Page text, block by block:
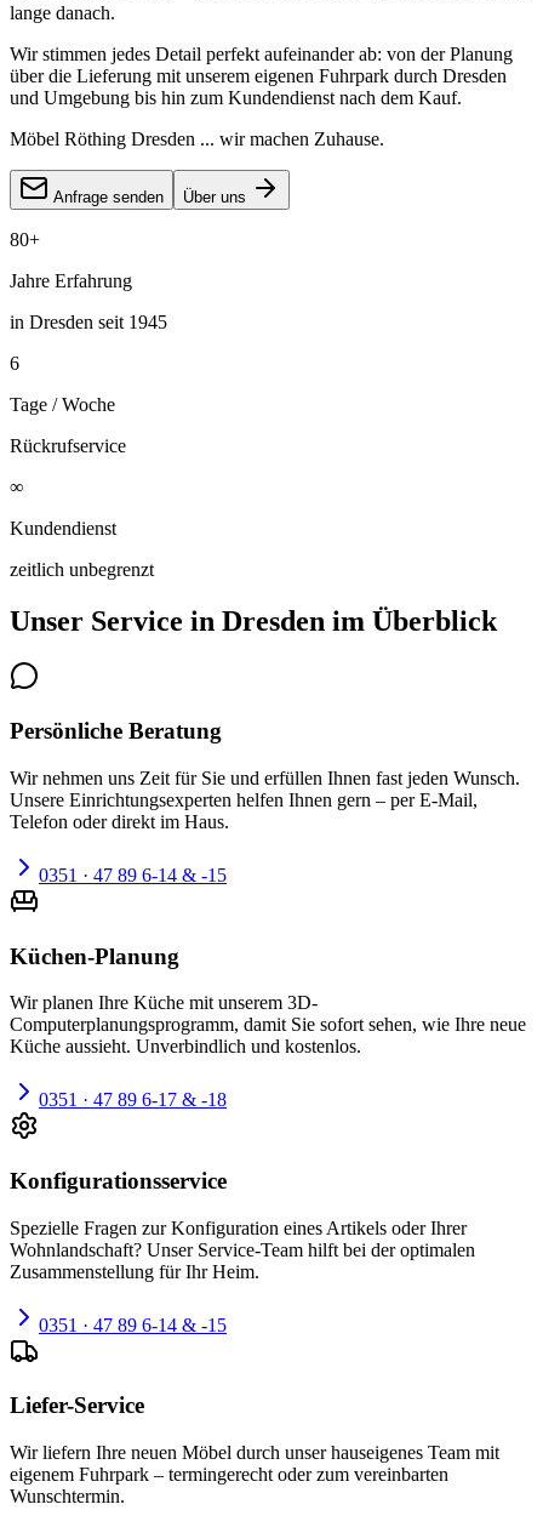
lange danach.
Wir stimmen jedes Detail perfekt aufeinander ab: von der Planung
über die Lieferung mit unserem eigenen Fuhrpark durch Dresden
und Umgebung bis hin zum Kundendienst nach dem Kauf.
Möbel Röthing Dresden ... wir machen Zuhause.
Anfrage senden Über uns
80+
Jahre Erfahrung
in Dresden seit 1945
6
Tage / Woche
Rückrufservice
∞
Kundendienst
zeitlich unbegrenzt
Unser Service in Dresden im Überblick
Persönliche Beratung
Wir nehmen uns Zeit für Sie und erfüllen Ihnen fast jeden Wunsch.
Unsere Einrichtungsexperten helfen Ihnen gern – per E-Mail,
Telefon oder direkt im Haus.
0351 · 47 89 6-14 & -15
Küchen-Planung
Wir planen Ihre Küche mit unserem 3D-
Computerplanungsprogramm, damit Sie sofort sehen, wie Ihre neue
Küche aussieht. Unverbindlich und kostenlos.
0351 · 47 89 6-17 & -18
Konfigurationsservice
Spezielle Fragen zur Konfiguration eines Artikels oder Ihrer
Wohnlandschaft? Unser Service-Team hilft bei der optimalen
Zusammenstellung für Ihr Heim.
0351 · 47 89 6-14 & -15
Liefer-Service
Wir liefern Ihre neuen Möbel durch unser hauseigenes Team mit
eigenem Fuhrpark – termingerecht oder zum vereinbarten
Wunschtermin.